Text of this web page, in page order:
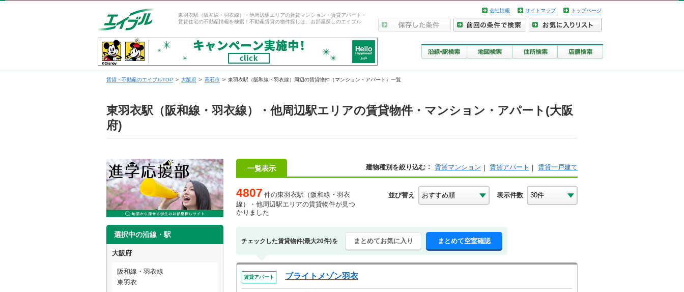
東羽衣駅（阪和線・羽衣線）・他周辺駅エリアの賃貸マンション・賃貸アパート・
賃貸住宅の不動産情報を検索！不動産賃貸の物件探しは、お部屋探しのエイブル
会社情報 サイトマップ トップページ
賃貸・不動産のエイブルTOP 大阪府 高石市 東羽衣駅（阪和線・羽衣線）周辺の賃貸物件（マンション・アパート）一覧
東羽衣駅（阪和線・羽衣線）・他周辺駅エリアの賃貸物件・マンション・アパート(大阪
府)
選択中の沿線・駅
大阪府
阪和線・羽衣線
東羽衣
一覧表示 建物種別を絞り込む 賃貸マンション 賃貸アパート 賃貸一戸建て
4807 件の東羽衣駅（阪和線・羽衣
線）・他周辺駅エリアの賃貸物件が見つ
かりました
並び替え 表示件数
チェックした賃貸物件(最大20件)を まとめてお気に入り まとめて空室確認
賃貸アパート ブライトメゾン羽衣